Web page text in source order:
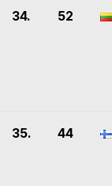
34. 52
35. 44